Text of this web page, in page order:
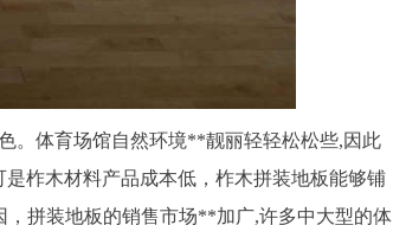
。体育场馆自然环境**靓丽轻轻松松些,因此
柞木材料产品成本低，柞木拼装地板能够铺
拼装地板的销售市场**加广,许多中大型的体